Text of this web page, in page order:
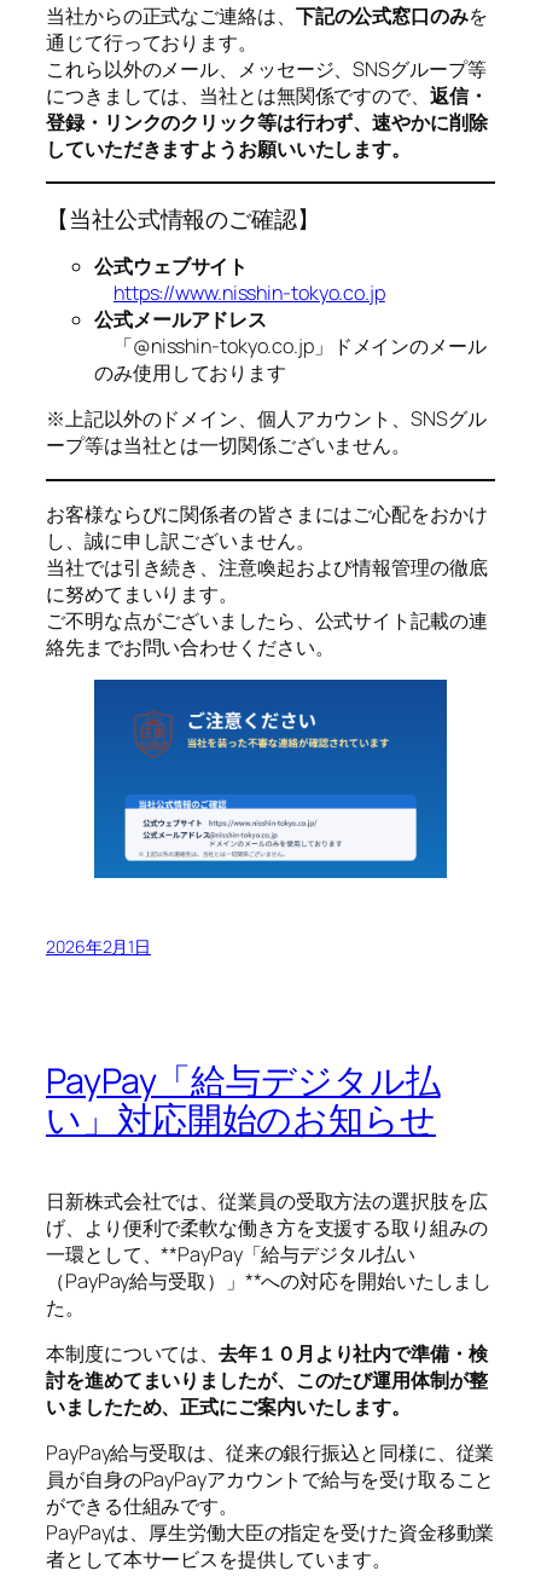
当社からの正式なご連絡は、 下記の公式窓口のみを
通じて行っております。
これら以外のメール、メッセージ、SNSグループ等
につきましては、当社とは無関係ですので、 返信・
登録・リンクのクリック等は行わず、速やかに削除
していただきますようお願いいたします。
【当社公式情報のご確認】
公式ウェブサイト
https://www.nisshin-tokyo.co.jp
公式メールアドレス
「@nisshin-tokyo.co.jp」ドメインのメール
のみ使用しております
※上記以外のドメイン、個人アカウント、SNSグル
ープ等は当社とは一切関係ございません。
お客様ならびに関係者の皆さまにはご心配をおかけ
し、誠に申し訳ございません。
当社では引き続き、注意喚起および情報管理の徹底
に努めてまいります。
ご不明な点がございましたら、公式サイト記載の連
絡先までお問い合わせください。
2026年2月1日
PayPay「給与デジタル払
い」対応開始のお知らせ
日新株式会社では、従業員の受取方法の選択肢を広
げ、より便利で柔軟な働き方を支援する取り組みの
一環として、**PayPay「給与デジタル払い
（PayPay給与受取）」**への対応を開始いたしまし
た。
本制度については、去年１０月より社内で準備・検
討を進めてまいりましたが、このたび運用体制が整
いましたため、正式にご案内いたします。
PayPay給与受取は、従来の銀行振込と同様に、従業
員が自身のPayPayアカウントで給与を受け取ること
ができる仕組みです。
PayPayは、厚生労働大臣の指定を受けた資金移動業
者として本サービスを提供しています。